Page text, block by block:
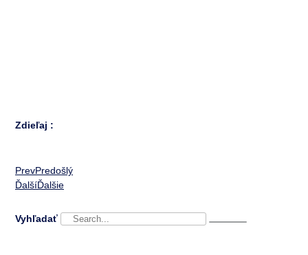
Zdieľaj :
PrevPredošlý
ĎalšíĎalšie
Vyhľadať